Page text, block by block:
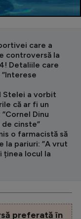
care a
controversă la
Detaliile care
Stelei a vorbit
că ar fi un
Dinu
de cinste”
o farmacistă să
la pariuri: ”A vrut
ținea locul la
preferată în